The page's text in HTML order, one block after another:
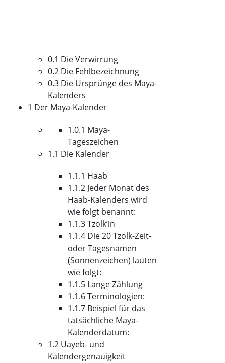
0.1 Die Verwirrung
0.2 Die Fehlbezeichnung
0.3 Die Ursprünge des Maya-
Kalenders
1 Der Maya-Kalender
1.0.1 Maya-
Tageszeichen
1.1 Die Kalender
1.1.1 Haab
1.1.2 Jeder Monat des
Haab-Kalenders wird
wie folgt benannt:
1.1.3 Tzolk’in
1.1.4 Die 20 Tzolk-Zeit-
oder Tagesnamen
(Sonnenzeichen) lauten
wie folgt:
1.1.5 Lange Zählung
1.1.6 Terminologien:
1.1.7 Beispiel für das
tatsächliche Maya-
Kalenderdatum:
1.2 Uayeb- und
Kalendergenauigkeit